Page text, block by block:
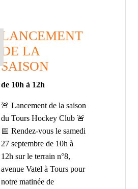
LANCEMENT
DE LA
SAISON
de 10h à 12h
🚨 Lancement de la saison
du Tours Hockey Club 🚨
📅 Rendez-vous le samedi
27 septembre de 10h à
12h sur le terrain n°8,
avenue Vatel à Tours pour
notre matinée de